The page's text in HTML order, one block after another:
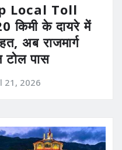
Local Toll
किमी के दायरे में
अब राजमार्ग
टोल पास
21, 2026